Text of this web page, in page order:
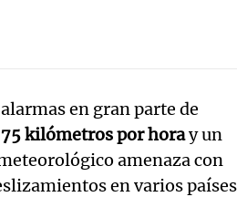
en gran parte de
75 kilómetros por horay un
amenaza con
en varios